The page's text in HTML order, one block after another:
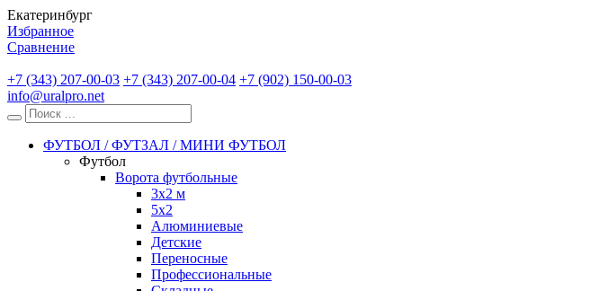
Екатеринбург
Избранное
Сравнение
+7 (343) 207-00-03 +7 (343) 207-00-04 +7 (902) 150-00-03
info@uralpro.net
ФУТБОЛ / ФУТЗАЛ / МИНИ ФУТБОЛ
Футбол
Ворота футбольные
3х2 м
5х2
Алюминиевые
Детские
Переносные
Профессиональные